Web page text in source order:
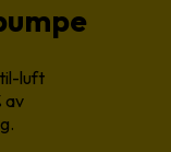
luft
av